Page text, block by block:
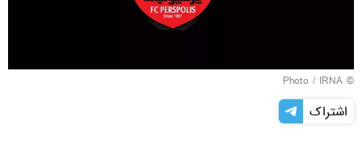
© Photo /
IRNA
اشتراک